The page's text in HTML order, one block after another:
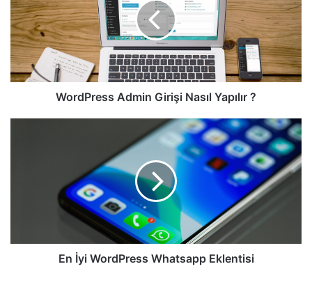
Nasıl
Yapılır
?
WordPress Admin Girişi Nasıl Yapılır ?
En İyi WordPress Whatsapp Eklentisi